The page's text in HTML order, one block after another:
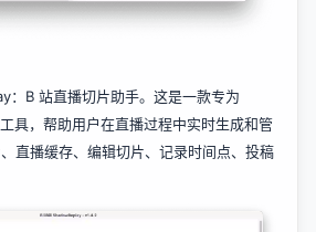
：B 站直播切片助手。这是一款专为
具，帮助用户在直播过程中实时生成和管
直播缓存、编辑切片、记录时间点、投稿